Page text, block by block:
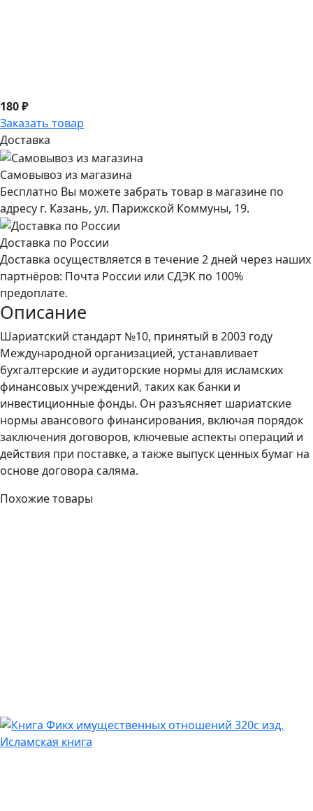
180 ₽
Заказать товар
Доставка
Самовывоз из магазина
Бесплатно Вы можете забрать товар в магазине по
адресу г. Казань, ул. Парижской Коммуны, 19.
Доставка по России
Доставка осуществляется в течение 2 дней через наших
партнёров: Почта России или СДЭК по 100%
предоплате.
Описание
Шариатский стандарт №10, принятый в 2003 году
Международной организацией, устанавливает
бухгалтерские и аудиторские нормы для исламских
финансовых учреждений, таких как банки и
инвестиционные фонды. Он разъясняет шариатские
нормы авансового финансирования, включая порядок
заключения договоров, ключевые аспекты операций и
действия при поставке, а также выпуск ценных бумаг на
основе договора саляма.
Похожие товары